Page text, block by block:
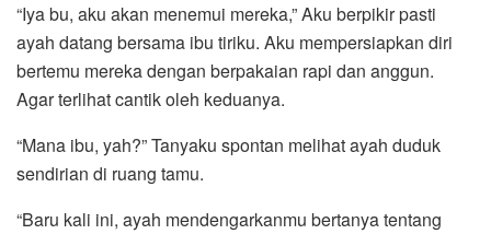
“Iya bu, aku akan menemui mereka,” Aku berpikir pasti
ayah datang bersama ibu tiriku. Aku mempersiapkan diri
bertemu mereka dengan berpakaian rapi dan anggun.
Agar terlihat cantik oleh keduanya.
“Mana ibu, yah?” Tanyaku spontan melihat ayah duduk
sendirian di ruang tamu.
“Baru kali ini, ayah mendengarkanmu bertanya tentang